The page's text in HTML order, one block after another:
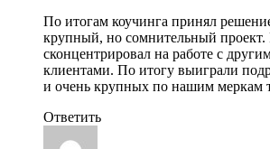
По итогам коучинга принял
крупный, но сомнительный проект.
сконцентрировал на работе с
клиентами. По итогу выиграли
и очень крупных по нашим меркам
Ответить